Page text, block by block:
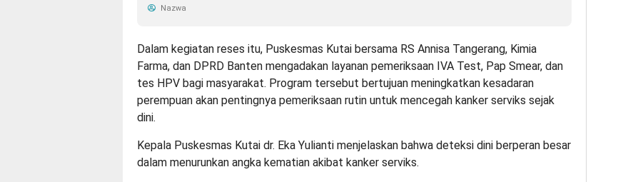
Nazwa
Dalam kegiatan reses itu, Puskesmas Kutai bersama RS Annisa Tangerang, Kimia
Farma, dan DPRD Banten mengadakan layanan pemeriksaan IVA Test, Pap Smear, dan
tes HPV bagi masyarakat. Program tersebut bertujuan meningkatkan kesadaran
perempuan akan pentingnya pemeriksaan rutin untuk mencegah kanker serviks sejak
dini.
Kepala Puskesmas Kutai dr. Eka Yulianti menjelaskan bahwa deteksi dini berperan besar
dalam menurunkan angka kematian akibat kanker serviks.